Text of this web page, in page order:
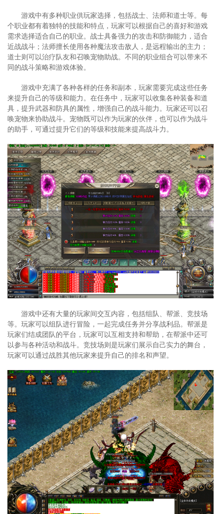
游戏中有多种职业供玩家选择，包括战士、法师和道士等。每
个职业都有着独特的技能和特点，玩家可以根据自己的喜好和游戏
需求选择适合自己的职业。战士具备强力的攻击和防御能力，适合
近战战斗；法师擅长使用各种魔法攻击敌人，是远程输出的主力；
道士则可以治疗队友和召唤宠物助战。不同的职业组合可以带来不
同的战斗策略和游戏体验。
游戏中充满了各种各样的任务和副本，玩家需要完成这些任务
来提升自己的等级和能力。在任务中，玩家可以收集各种装备和道
具，提升武器和防具的属性，增强自己的战斗能力。玩家还可以召
唤宠物来协助战斗。宠物既可以作为玩家的伙伴，也可以作为战斗
的助手，可通过提升它们的等级和技能来提高战斗力。
游戏中还有大量的玩家间交互内容，包括组队、帮派、竞技场
等。玩家可以组队进行冒险，一起完成任务并分享战利品。帮派是
玩家们结成团队的平台，玩家可以互相支持和帮助，在帮派中还可
以参与各种活动和战斗。竞技场则是玩家们展示自己实力的舞台，
玩家可以通过战胜其他玩家来提升自己的排名和声望。